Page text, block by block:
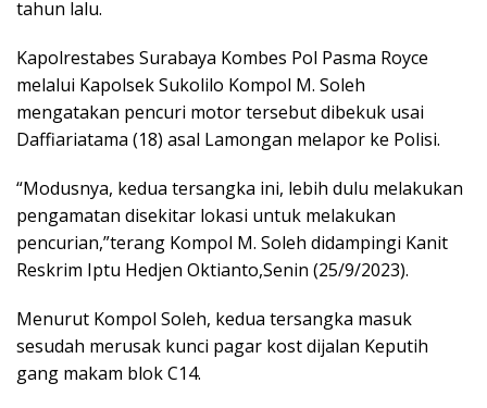
tahun lalu.
Kapolrestabes Surabaya Kombes Pol Pasma Royce
melalui Kapolsek Sukolilo Kompol M. Soleh
mengatakan pencuri motor tersebut dibekuk usai
Daffiariatama (18) asal Lamongan melapor ke Polisi.
“Modusnya, kedua tersangka ini, lebih dulu melakukan
pengamatan disekitar lokasi untuk melakukan
pencurian,”terang Kompol M. Soleh didampingi Kanit
Reskrim Iptu Hedjen Oktianto,Senin (25/9/2023).
Menurut Kompol Soleh, kedua tersangka masuk
sesudah merusak kunci pagar kost dijalan Keputih
gang makam blok C14.